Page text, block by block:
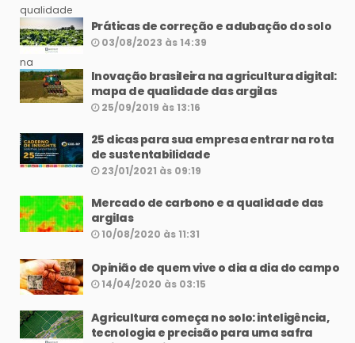
Práticas de correção e adubação do solo
03/08/2023 às 14:39
Inovação brasileira na agricultura digital:
mapa de qualidade das argilas
25/09/2019 às 13:16
25 dicas para sua empresa entrar na rota
de sustentabilidade
23/01/2021 às 09:19
Mercado de carbono e a qualidade das
argilas
10/08/2020 às 11:31
Opinião de quem vive o dia a dia do campo
14/04/2020 às 03:15
Agricultura começa no solo: inteligência,
tecnologia e precisão para uma safra